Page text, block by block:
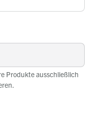
Produkte ausschließlich